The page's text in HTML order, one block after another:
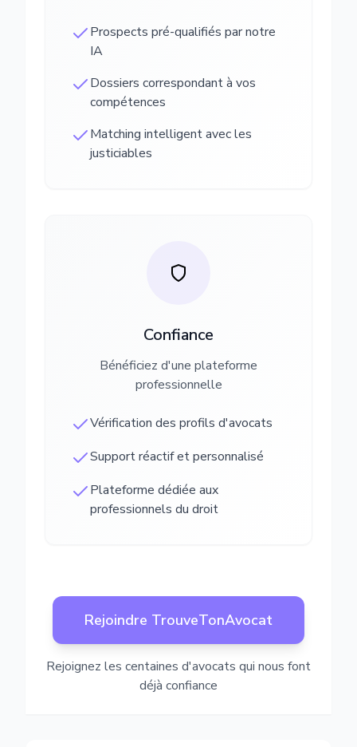
Prospects pré-qualifiés par notre
IA
Dossiers correspondant à vos
compétences
Matching intelligent avec les
justiciables
Confiance
Bénéficiez d'une plateforme
professionnelle
Vérification des profils d'avocats
Support réactif et personnalisé
Plateforme dédiée aux
professionnels du droit
Rejoindre TrouveTonAvocat
Rejoignez les centaines d'avocats qui nous font
déjà confiance